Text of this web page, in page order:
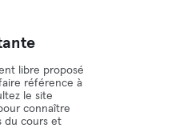
libre proposé
référence à
le site
connaître
du cours et